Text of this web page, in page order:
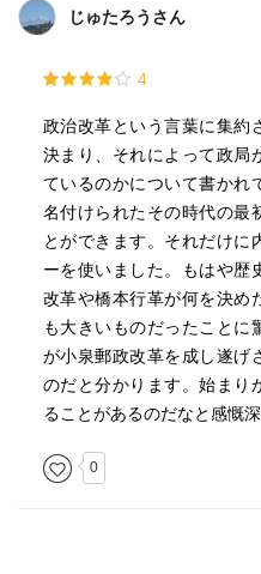
じゅたろうさん
4
政治改革という言葉に集約
決まり、それによって政局
ているのかについて書かれ
名付けられたその時代の最
とができます。それだけに
ーを使いました。もはや歴
改革や橋本行革が何を決め
も大きいものだったことに
が小泉郵政改革を成し遂げ
のだと分かります。始まり
ることがあるのだなと感慨
0